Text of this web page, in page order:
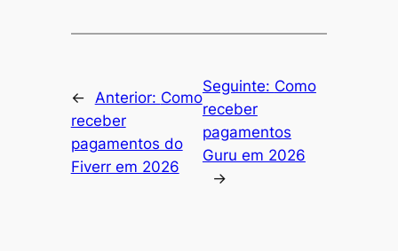
← Anterior: Como
receber
pagamentos do
Fiverr em 2026
Seguinte: Como
receber
pagamentos
Guru em 2026
→